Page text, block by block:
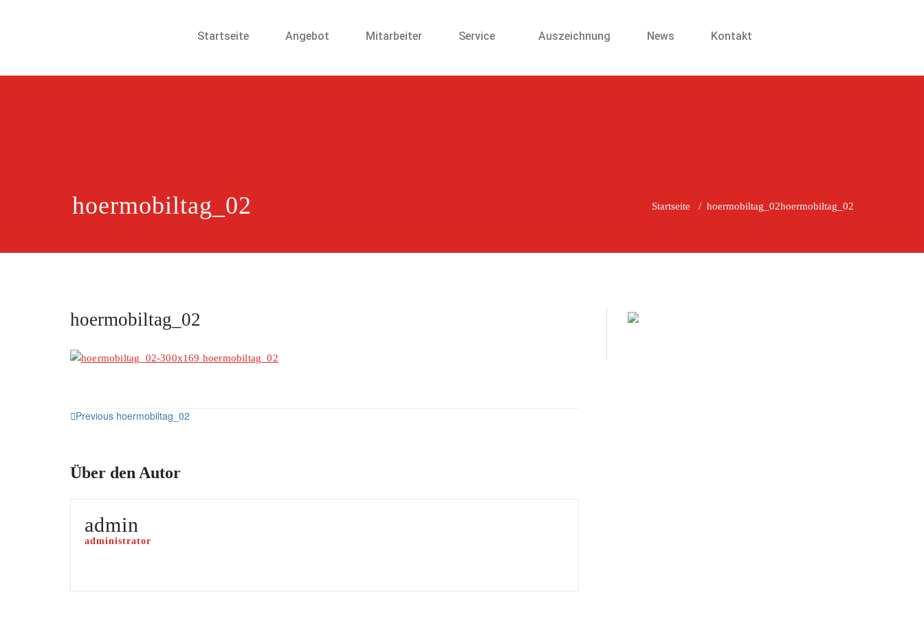
Startseite Angebot Mitarbeiter Service Auszeichnung News Kontakt
hoermobiltag_02 Startseite / hoermobiltag_02hoermobiltag_02
hoermobiltag_02
Previous hoermobiltag_02
Über den Autor
admin
administrator